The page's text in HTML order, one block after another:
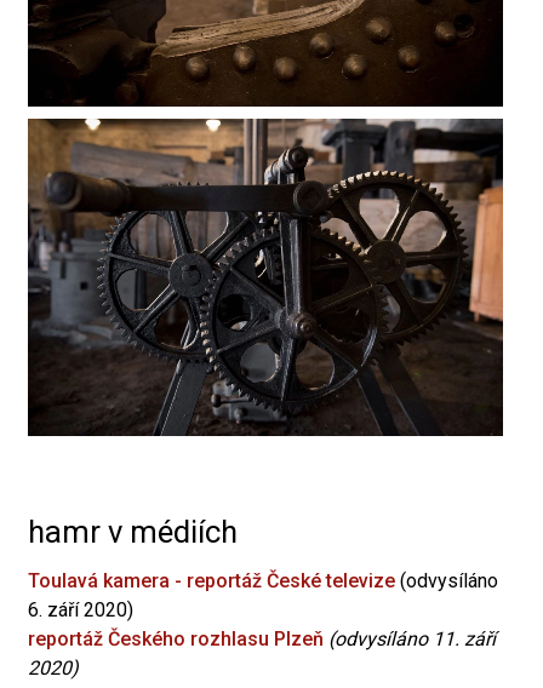
hamr v médiích
Toulavá kamera - reportáž České televize (odvysíláno
6. září 2020)
reportáž Českého rozhlasu Plzeň (odvysíláno 11. září
2020)